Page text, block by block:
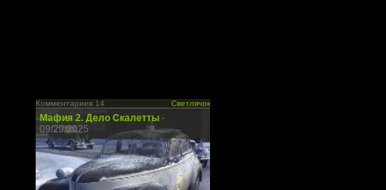
Комментариев 14 Светлячок
Мафия 2. Дело Скалетты -
09/29/2025